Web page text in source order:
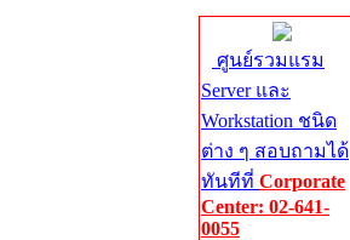
ศูนย์รวมแรม
Server และ
Workstation ชนิด
ต่าง ๆ สอบถามได้
ทันทีที่ Corporate
Center: 02-641-
0055